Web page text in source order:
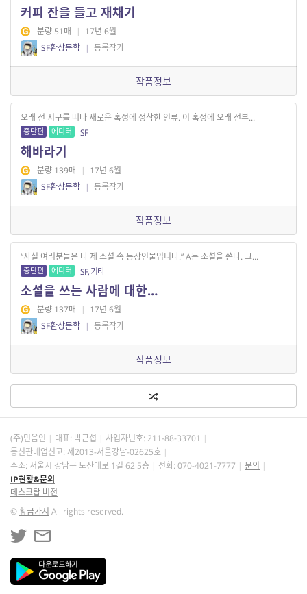
커피 잔을 들고 재채기
분량 51매 | 17년 6월
SF환상문학 | 등록작가
작품정보
오래 전 지구를 떠나 새로운 혹성에 정착한 인류. 이 혹성에 오래 전부...
중단편 에디터 SF
해바라기
분량 139매 | 17년 6월
SF환상문학 | 등록작가
작품정보
“사실 여러분들은 다 제 소설 속 등장인물입니다.” A는 소설을 쓴다. 그...
중단편 에디터 SF, 기타
소설을 쓰는 사람에 대한…
분량 137매 | 17년 6월
SF환상문학 | 등록작가
작품정보
(주)민음인 대표: 박근섭 사업자번호: 211-88-33701
통신판매업신고: 제2013-서울강남-02625호
주소: 서울시 강남구 도산대로 1길 62 5층
전화: 070-4021-7777
문의
IP현황&문의
데스크탑 버전
©황금가지 All rights reserved.